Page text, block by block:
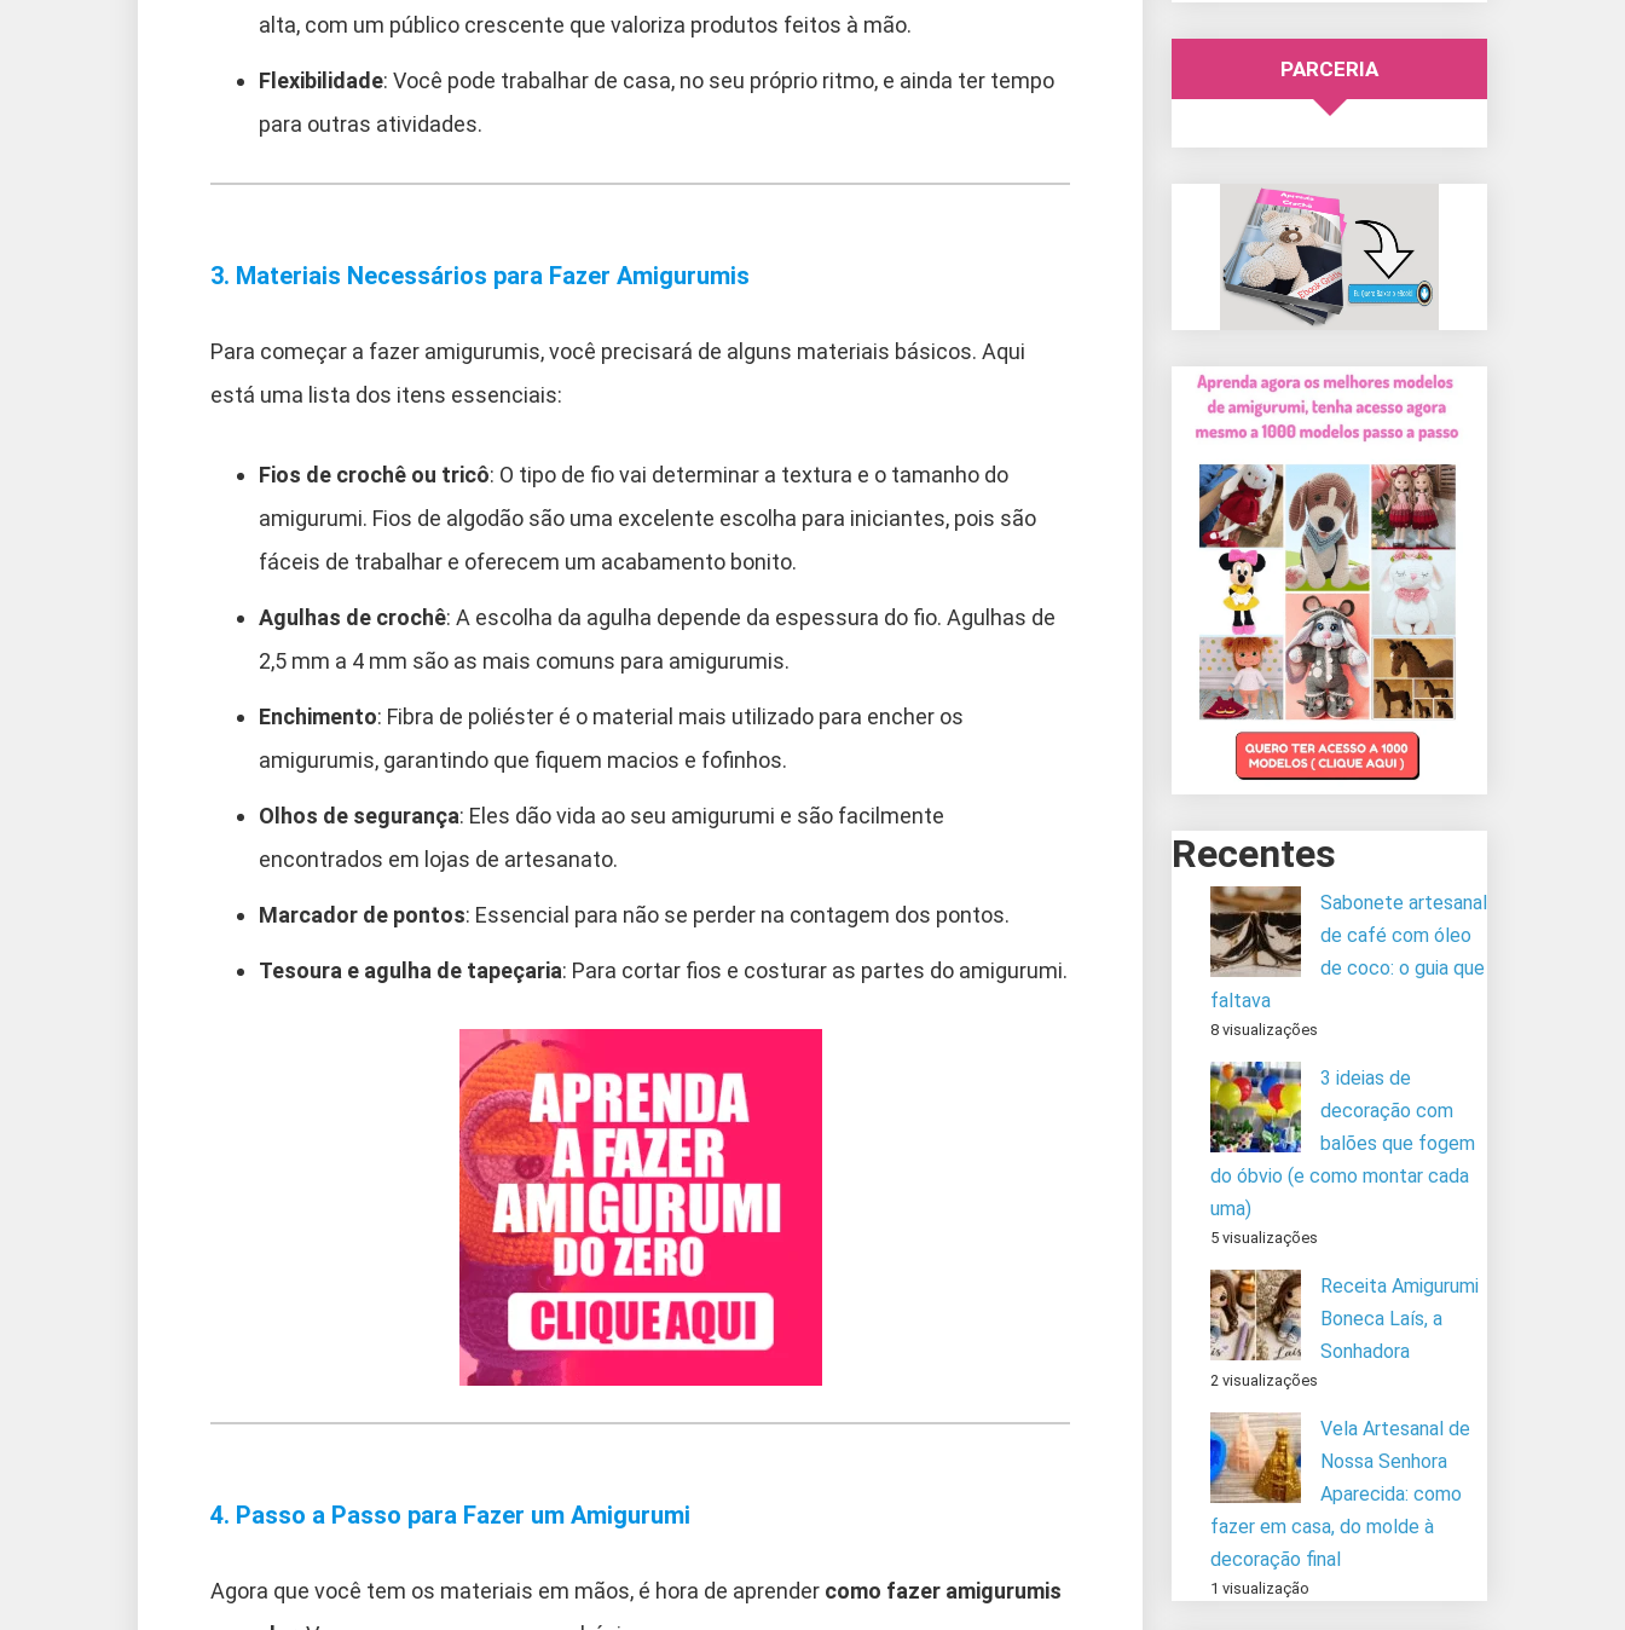
alta, com um público crescente que valoriza produtos feitos à mão.
Flexibilidade: Você pode trabalhar de casa, no seu próprio ritmo, e ainda ter tempo
para outras atividades.
3. Materiais Necessários para Fazer Amigurumis
Para começar a fazer amigurumis, você precisará de alguns materiais básicos. Aqui
está uma lista dos itens essenciais:
Fios de crochê ou tricô: O tipo de fio vai determinar a textura e o tamanho do
amigurumi. Fios de algodão são uma excelente escolha para iniciantes, pois são
fáceis de trabalhar e oferecem um acabamento bonito.
Agulhas de crochê: A escolha da agulha depende da espessura do fio. Agulhas de
2,5 mm a 4 mm são as mais comuns para amigurumis.
Enchimento: Fibra de poliéster é o material mais utilizado para encher os
amigurumis, garantindo que fiquem macios e fofinhos.
Olhos de segurança: Eles dão vida ao seu amigurumi e são facilmente
encontrados em lojas de artesanato.
Marcador de pontos: Essencial para não se perder na contagem dos pontos.
Tesoura e agulha de tapeçaria: Para cortar fios e costurar as partes do amigurumi.
4. Passo a Passo para Fazer um Amigurumi
Agora que você tem os materiais em mãos, é hora de aprender como fazer amigurumis
PARCERIA
Recentes
Sabonete artesanal
de café com óleo
de coco: o guia que
faltava
8 visualizações
3 ideias de
decoração com
balões que fogem
do óbvio (e como montar cada
uma)
5 visualizações
Receita Amigurumi
Boneca Laís, a
Sonhadora
2 visualizações
Vela Artesanal de
Nossa Senhora
Aparecida: como
fazer em casa, do molde à
decoração final
1 visualização